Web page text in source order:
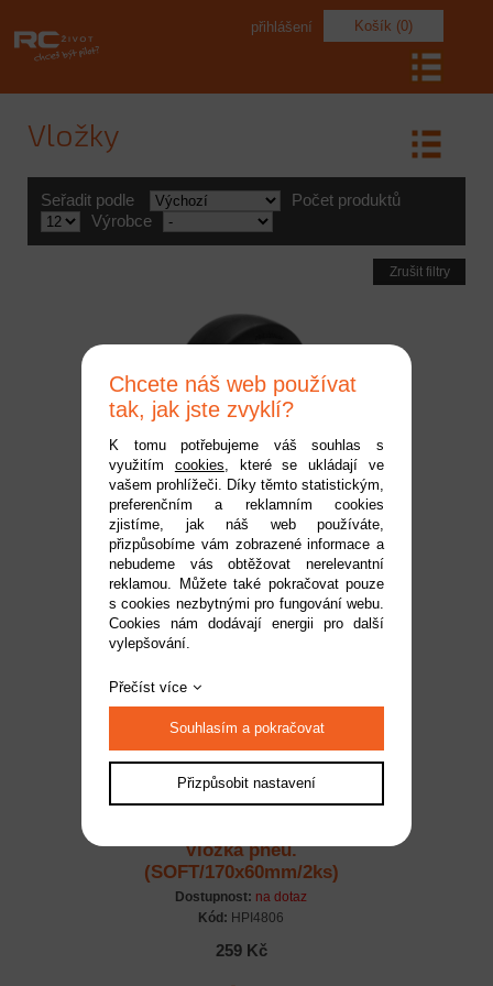
Košík (0)
přihlášení
Vložky
Seřadit podle
Počet produktů
Výrobce
Zrušit filtry
Vložka gumy MS
(190x70mm/2ks)
Dostupnost:
na dotaz
Kód: HPI4818
869 Kč
Vložka pneu.
(SOFT/170x60mm/2ks)
Dostupnost: na dotaz
Kód: HPI4806
259 Kč
Chcete náš web používat
tak, jak jste zvyklí?
K tomu potřebujeme váš souhlas s
využitím cookies, které se ukládají ve
vašem prohlížeči. Díky těmto statistickým,
preferenčním a reklamním cookies
zjistíme, jak náš web používáte,
přizpůsobíme vám zobrazené informace a
nebudeme vás obtěžovat nerelevantní
reklamou. Můžete také pokračovat pouze
s cookies nezbytnými pro fungování webu.
Cookies nám dodávají energii pro další
vylepšování.
Přečíst více
Souhlasím a pokračovat
Přizpůsobit nastavení